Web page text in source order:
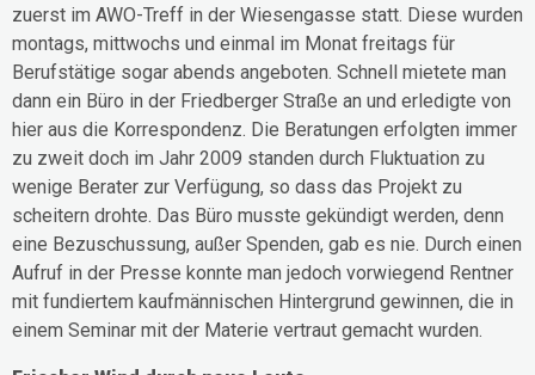
zuerst im AWO-Treff in der Wiesengasse statt. Diese wurden
montags, mittwochs und einmal im Monat freitags für
Berufstätige sogar abends angeboten. Schnell mietete man
dann ein Büro in der Friedberger Straße an und erledigte von
hier aus die Korrespondenz. Die Beratungen erfolgten immer
zu zweit doch im Jahr 2009 standen durch Fluktuation zu
wenige Berater zur Verfügung, so dass das Projekt zu
scheitern drohte. Das Büro musste gekündigt werden, denn
eine Bezuschussung, außer Spenden, gab es nie. Durch einen
Aufruf in der Presse konnte man jedoch vorwiegend Rentner
mit fundiertem kaufmännischen Hintergrund gewinnen, die in
einem Seminar mit der Materie vertraut gemacht wurden.